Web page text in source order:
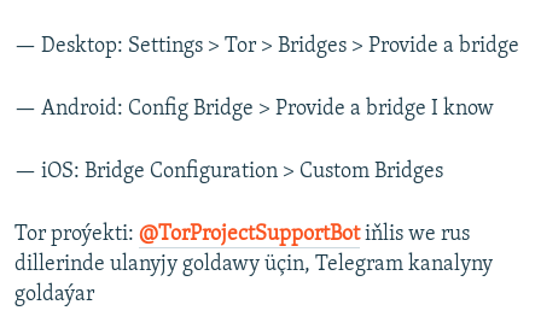
— Desktop: Settings > Tor > Bridges > Provide a bridge​
— Android: Config Bridge > Provide a bridge I know​
— iOS: Bridge Configuration > Custom Bridges​
Tor proýekti: @TorProjectSupportBotiňlis we rus
dillerinde ulanyjy goldawy üçin, Telegram kanalyny
goldaýar